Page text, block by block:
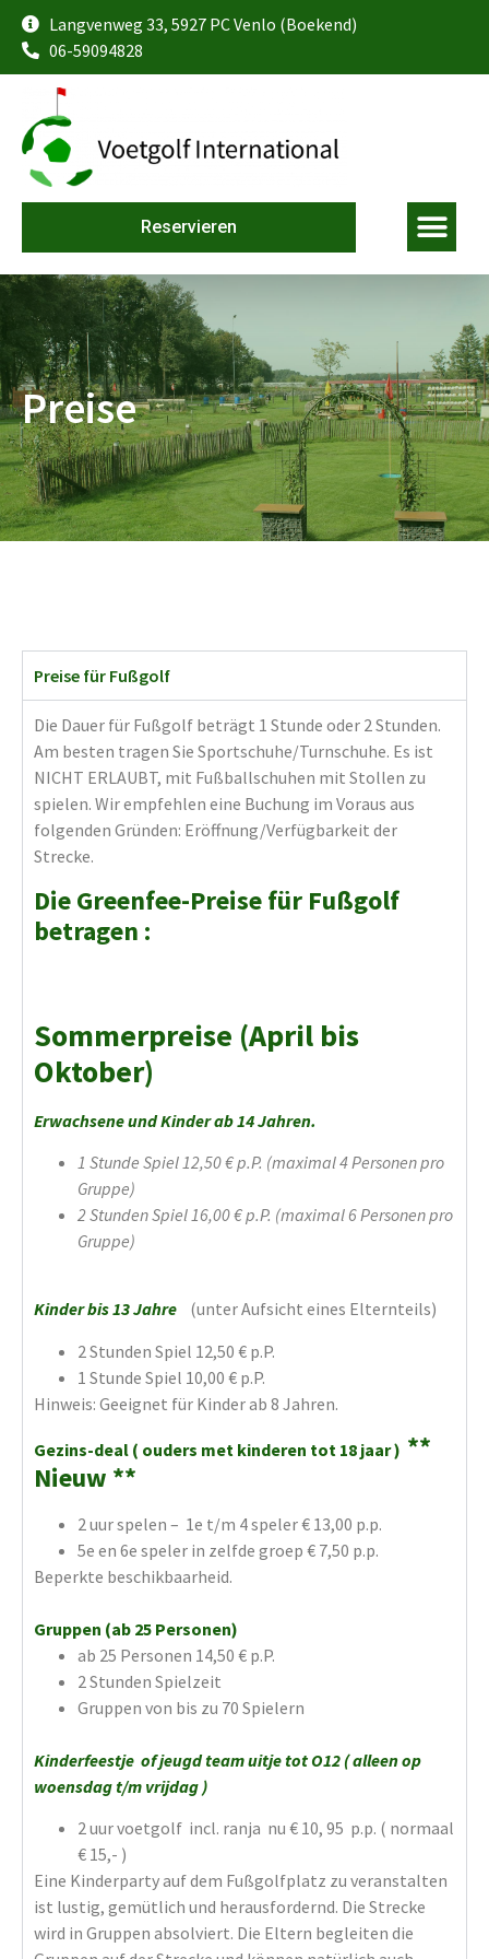
Langvenweg 33, 5927 PC Venlo (Boekend)
06-59094828
Reservieren
Preise
Preise für Fußgolf
Die Dauer für Fußgolf beträgt 1 Stunde oder 2 Stunden.
Am besten tragen Sie Sportschuhe/Turnschuhe. Es ist
NICHT ERLAUBT, mit Fußballschuhen mit Stollen zu
spielen. Wir empfehlen eine Buchung im Voraus aus
folgenden Gründen: Eröffnung/Verfügbarkeit der
Strecke.
Die Greenfee-Preise für Fußgolf
betragen :
Sommerpreise (April bis
Oktober)
Erwachsene und Kinder ab 14 Jahren.
1 Stunde Spiel 12,50 € p.P. (maximal 4 Personen pro
Gruppe)
2 Stunden Spiel 16,00 € p.P. (maximal 6 Personen pro
Gruppe)
Kinder bis 13 Jahre
(unter Aufsicht eines Elternteils)
2 Stunden Spiel 12,50 € p.P.
1 Stunde Spiel 10,00 € p.P.
Hinweis: Geeignet für Kinder ab 8 Jahren.
Gezins-deal ( ouders met kinderen tot 18 jaar ) **
Nieuw **
2 uur spelen – 1e t/m 4 speler € 13,00 p.p.
5e en 6e speler in zelfde groep € 7,50 p.p.
Beperkte beschikbaarheid.
Gruppen (ab 25 Personen)
ab 25 Personen 14,50 € p.P.
2 Stunden Spielzeit
Gruppen von bis zu 70 Spielern
Kinderfeestje of jeugd team uitje tot O12 ( alleen op
woensdag t/m vrijdag )
2 uur voetgolf incl. ranja nu € 10, 95 p.p. ( normaal
€ 15,- )
Eine Kinderparty auf dem Fußgolfplatz zu veranstalten
ist lustig, gemütlich und herausfordernd. Die Strecke
wird in Gruppen absolviert. Die Eltern begleiten die